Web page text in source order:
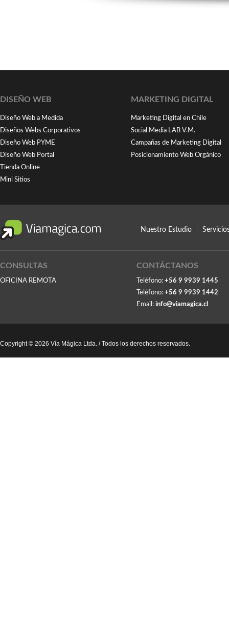
DISEÑO WEB
Diseño Web a Medida
Diseños Webs Corporativos
Diseño Web PYME
Diseño Web Portal
Tienda Online
Mini Sitios
MARKETING DIGITAL
Marketing Digital en Chile
Social Media LAB V.M.
Campañas de Marketing Digital
Posicionamiento Web Orgánico
Nuestro Estudio
CONSULTAS
OFICINA REMOTA
CONTÁCTANOS
Teléfono: +56 9 9939 1445
Teléfono: +56 9 9939 1442
Email: info@viamagica.cl
Copyright © 2026 Vía Mágica Ltda. / Todos los derechos reservados.